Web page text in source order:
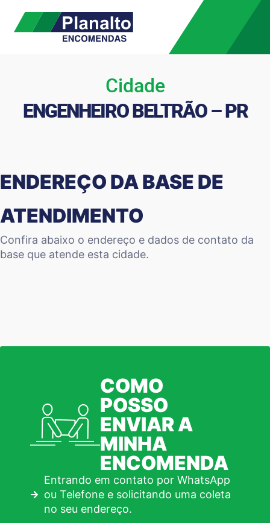
Cidade
ENGENHEIRO BELTRÃO – PR
ENDEREÇO DA BASE DE
ATENDIMENTO
Confira abaixo o endereço e dados de contato da
base que atende esta cidade.
COMO
POSSO
ENVIAR A
MINHA
ENCOMENDA
Entrando em contato por WhatsApp
ou Telefone e solicitando uma coleta
no seu endereço.